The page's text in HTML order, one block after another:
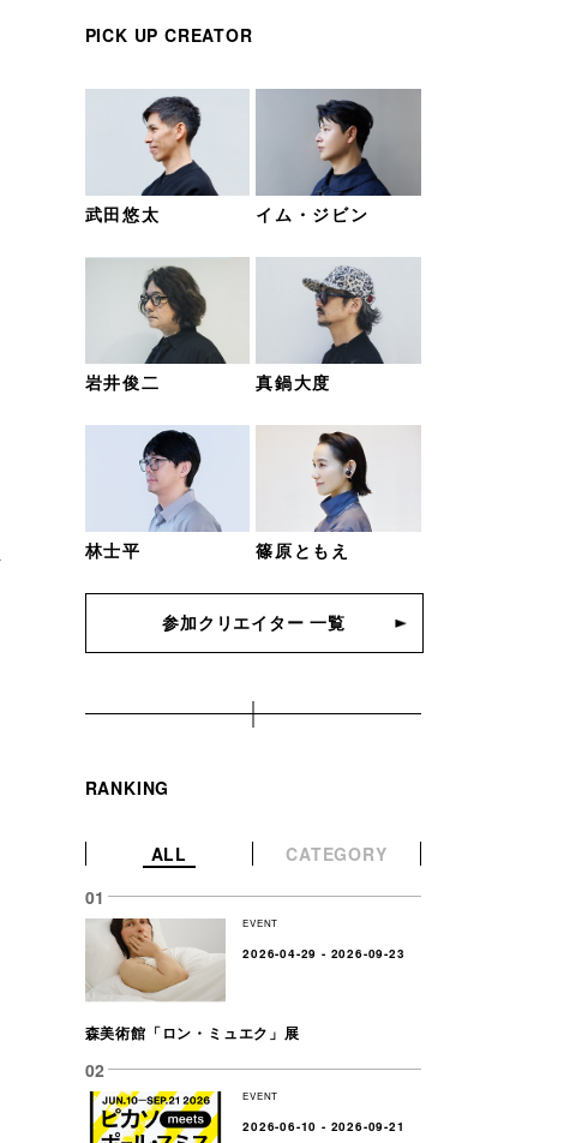
PICK UP CREATOR
武田悠太 イム・ジビン
岩井俊二 真鍋大度
林士平 篠原ともえ
参加クリエイター 一覧
RANKING
ALL CATEGORY
EVENT
2026-04-29 - 2026-09-23
森美術館「ロン・ミュエク」展
EVENT
2026-06-10 - 2026-09-21